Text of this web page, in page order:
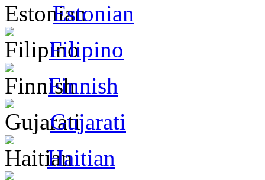
Estonian
Filipino
Finnish
Gujarati
Haitian